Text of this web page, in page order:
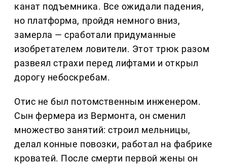
канат подъемника. Все ожидали падения,
но платформа, пройдя немного вниз,
замерла — сработали придуманные
изобретателем ловители. Этот трюк разом
развеял страхи перед лифтами и открыл
дорогу небоскребам.
Отис не был потомственным инженером.
Сын фермера из Вермонта, он сменил
множество занятий: строил мельницы,
делал конные повозки, работал на фабрике
кроватей. После смерти первой жены он